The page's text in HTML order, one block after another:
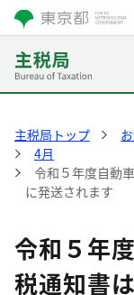
主税局トップ
4月
令和５年度自動
に発送されます
令和５年
税通知書